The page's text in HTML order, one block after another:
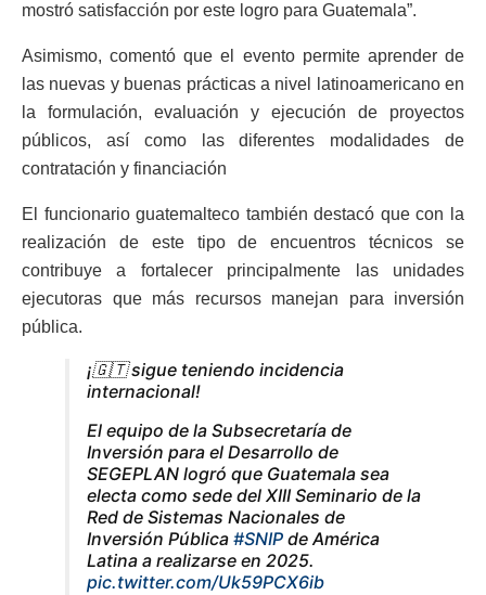
mostró satisfacción por este logro para Guatemala”.
Asimismo, comentó que el evento permite aprender de
las nuevas y buenas prácticas a nivel latinoamericano en
la formulación, evaluación y ejecución de proyectos
públicos, así como las diferentes modalidades de
contratación y financiación
El funcionario guatemalteco también destacó que con la
realización de este tipo de encuentros técnicos se
contribuye a fortalecer principalmente las unidades
ejecutoras que más recursos manejan para inversión
pública.
¡🇬🇹 sigue teniendo incidencia
internacional!
El equipo de la Subsecretaría de
Inversión para el Desarrollo de
SEGEPLAN logró que Guatemala sea
electa como sede del XIII Seminario de la
Red de Sistemas Nacionales de
Inversión Pública #SNIP de América
Latina a realizarse en 2025.
pic.twitter.com/Uk59PCX6ib